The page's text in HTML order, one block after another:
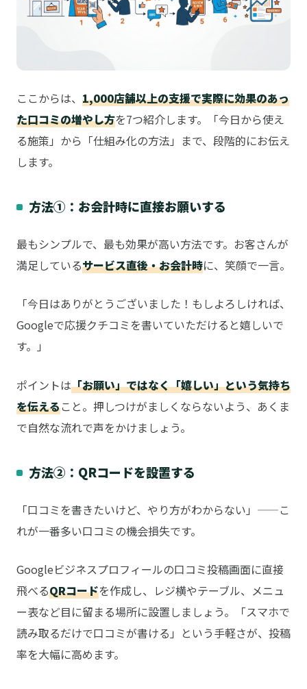
ここからは、 1,000店舗以上の支援で実際に効果のあっ
た口コミの増やし方を7つ紹介します。「今日から使え
る施策」から「仕組み化の方法」まで、段階的にお伝え
します。
方法①：お会計時に直接お願いする
最もシンプルで、最も効果が高い方法です。お客さんが
満足しているサービス直後・お会計時に、笑顔で一言。
「今日はありがとうございました！もしよろしければ、
Googleで応援クチコミを書いていただけると嬉しいで
す。」
ポイントは「お願い」ではなく「嬉しい」という気持ち
を伝えること。押しつけがましくならないよう、あくま
で自然な流れで声をかけましょう。
方法②：QRコードを設置する
「口コミを書きたいけど、やり方がわからない」——こ
れが一番多い口コミの機会損失です。
Googleビジネスプロフィールの口コミ投稿画面に直接
飛べるQRコードを作成し、レジ横やテーブル、メニュ
ー表など目に留まる場所に設置しましょう。「スマホで
読み取るだけで口コミが書ける」という手軽さが、投稿
率を大幅に高めます。